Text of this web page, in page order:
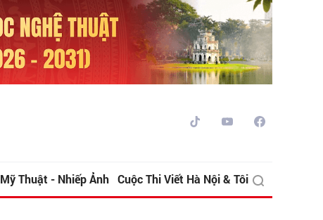
Mỹ Thuật - Nhiếp Ảnh Cuộc Thi Viết Hà Nội & Tôi